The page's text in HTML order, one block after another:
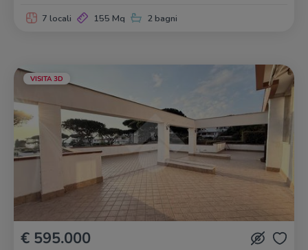
7 locali 155 Mq 2 bagni
VISITA 3D
€ 595.000